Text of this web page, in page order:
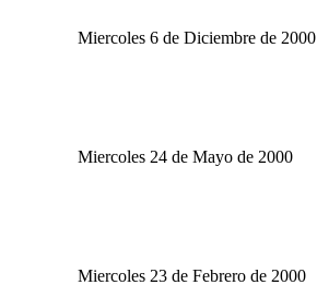
Miercoles 6 de Diciembre de 2000
Miercoles 24 de Mayo de 2000
Miercoles 23 de Febrero de 2000